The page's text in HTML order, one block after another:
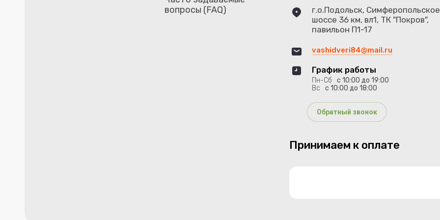
вопросы (FAQ)
г.о.Подольск, Симферопольское
шоссе 36 км, вл1, ТК "Покров",
павильон П1-17
vashidveri84@mail.ru
График работы
Пн-Сб
с 10:00 до 19:00
Вс
с 10:00 до 18:00
Обратный звонок
Принимаем к оплате